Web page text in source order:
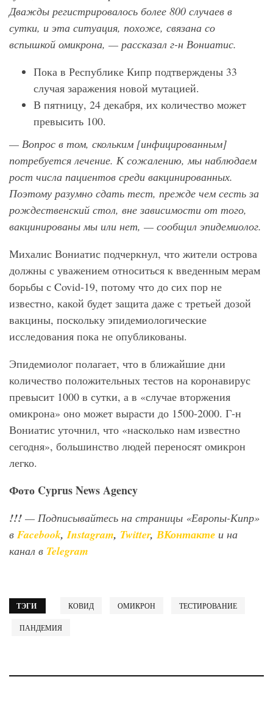
Дважды регистрировалось более 800 случаев в
сутки, и эта ситуация, похоже, связана со
вспышкой омикрона, — рассказал г-н Вониатис.
Пока в Республике Кипр подтверждены 33
случая заражения новой мутацией.
В пятницу, 24 декабря, их количество может
превысить 100.
— Вопрос в том, скольким [инфицированным]
потребуется лечение. К сожалению, мы наблюдаем
рост числа пациентов среди вакцинированных.
Поэтому разумно сдать тест, прежде чем сесть за
рождественский стол, вне зависимости от того,
вакцинированы мы или нет, — сообщил эпидемиолог.
Михалис Вониатис подчеркнул, что жители острова
должны с уважением относиться к введенным мерам
борьбы с Covid-19, потому что до сих пор не
известно, какой будет защита даже с третьей дозой
вакцины, поскольку эпидемиологические
исследования пока не опубликованы.
Эпидемиолог полагает, что в ближайшие дни
количество положительных тестов на коронавирус
превысит 1000 в сутки, а в «случае вторжения
омикрона» оно может вырасти до 1500-2000. Г-н
Вониатис уточнил, что «насколько нам известно
сегодня», большинство людей переносят омикрон
легко.
Фото CyprusNewsAgency
!!! — Подписывайтесь на страницы «Европы-Кипр»
вFacebook,Instagram, Twitter, ВКонтакте и на
канал в Telegram
ТЭГИ КОВИД ОМИКРОН ТЕСТИРОВАНИЕ
ПАНДЕМИЯ